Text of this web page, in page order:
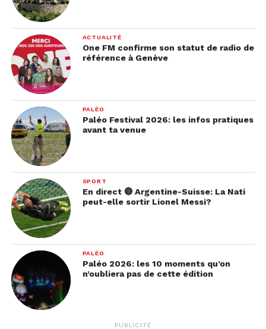
ACTUALITÉ
One FM confirme son statut de radio de
référence à Genève
PALÉO
Paléo Festival 2026: les infos pratiques
avant ta venue
SPORT
En direct 🔴 Argentine-Suisse: La Nati
peut-elle sortir Lionel Messi?
PALÉO
Paléo 2026: les 10 moments qu’on
n’oubliera pas de cette édition
PUBLICITÉ